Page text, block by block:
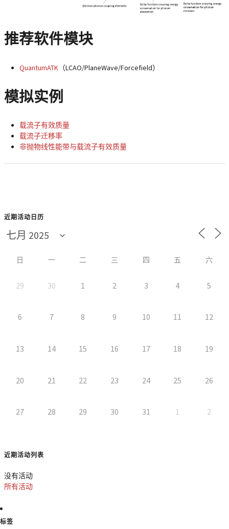
推荐软件模块
QuantumATK （LCAO/PlaneWave/Forcefield）
模拟实例
载流子有效质量
载流子迁移率
非抛物线性能带与载流子有效质量
近期活动日历
日 一 二 三 四 五 六
29 30 1 2 3 4 5
6 7 8 9 10 11 12
13 14 15 16 17 18 19
20 21 22 23 24 25 26
27 28 29 30 31 1 2
近期活动列表
没有活动
所有活动
标签